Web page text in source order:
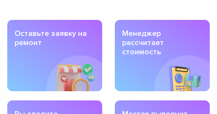
Оставьте заявку на
ремонт
Менеджер
рассчитает
стоимость